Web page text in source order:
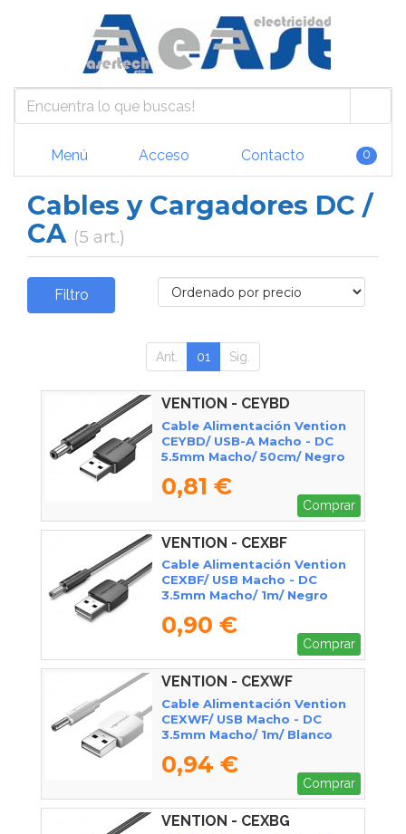
Menú Acceso Contacto 0
Cables y Cargadores DC /
CA (5 art.)
Filtro
Ant. 01 Sig.
VENTION - CEYBD
Cable Alimentación Vention
CEYBD/ USB-A Macho - DC
5.5mm Macho/ 50cm/ Negro
0,81 €
Comprar
VENTION - CEXBF
Cable Alimentación Vention
CEXBF/ USB Macho - DC
3.5mm Macho/ 1m/ Negro
0,90 €
Comprar
VENTION - CEXWF
Cable Alimentación Vention
CEXWF/ USB Macho - DC
3.5mm Macho/ 1m/ Blanco
0,94 €
Comprar
VENTION - CEXBG